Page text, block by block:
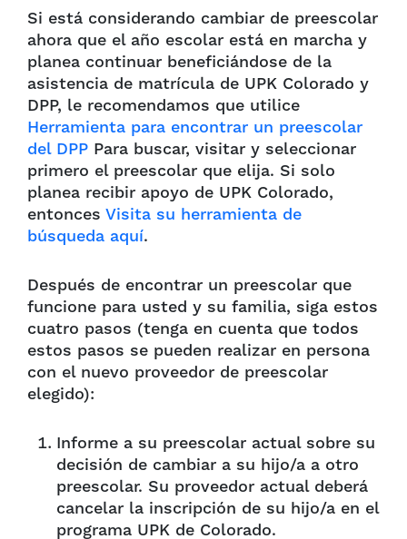
Si está considerando cambiar de preescolar
ahora que el año escolar está en marcha y
planea continuar beneficiándose de la
asistencia de matrícula de UPK Colorado y
DPP, le recomendamos que utilice
Herramienta para encontrar un preescolar
del DPP Para buscar, visitar y seleccionar
primero el preescolar que elija. Si solo
planea recibir apoyo de UPK Colorado,
entonces Visita su herramienta de
búsqueda aquí.
Después de encontrar un preescolar que
funcione para usted y su familia, siga estos
cuatro pasos (tenga en cuenta que todos
estos pasos se pueden realizar en persona
con el nuevo proveedor de preescolar
elegido):
Informe a su preescolar actual sobre su
decisión de cambiar a su hijo/a a otro
preescolar. Su proveedor actual deberá
cancelar la inscripción de su hijo/a en el
programa UPK de Colorado.